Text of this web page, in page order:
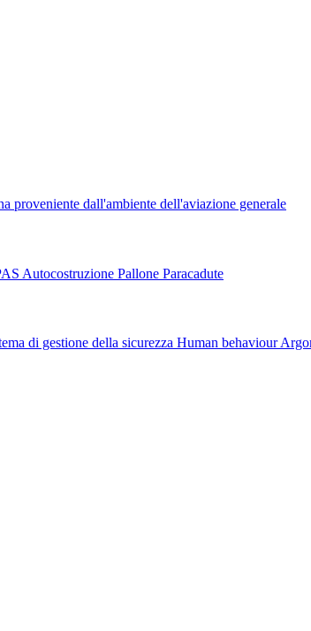
proveniente dall'ambiente dell'aviazione generale
Autocostruzione Pallone Paracadute
di gestione della sicurezza Human behaviour